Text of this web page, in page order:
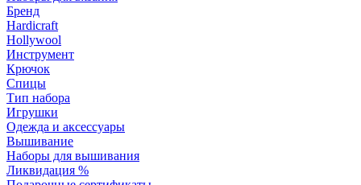
Бренд
Hardicraft
Hollywool
Инструмент
Крючок
Спицы
Тип набора
Игрушки
Одежда и аксессуары
Вышивание
Наборы для вышивания
Ликвидация %